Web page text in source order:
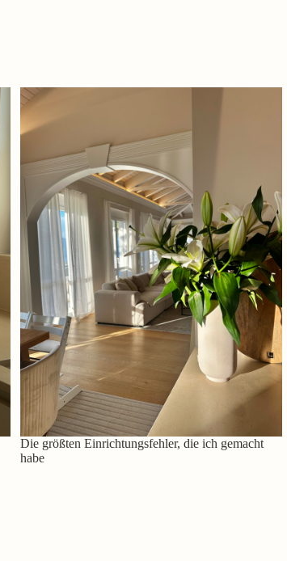
Die größten Einrichtungsfehler, die ich gemacht
habe